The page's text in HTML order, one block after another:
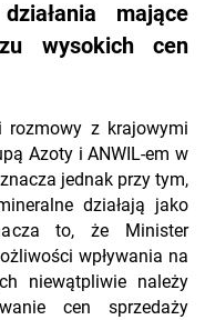
mające
wysokich cen
rozmowy z krajowymi
Azoty i ANWIL-em w
jednak przy tym,
działają jako
to, że Minister
wpływania na
niewątpliwie należy
cen sprzedaży